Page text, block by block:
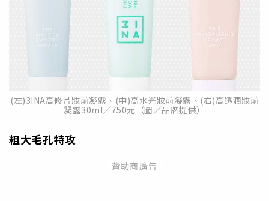
(左)3INA高修片妝前凝露、(中)高水光妝前凝露、(右)高透潤妝前
凝露30ml／750元（圖／品牌提供）
粗大毛孔特攻